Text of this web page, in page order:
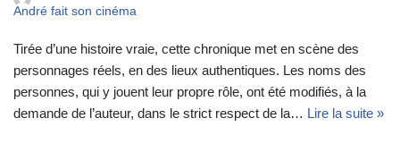
André fait son cinéma
Tirée d’une histoire vraie, cette chronique met en scène des
personnages réels, en des lieux authentiques. Les noms des
personnes, qui y jouent leur propre rôle, ont été modifiés, à la
demande de l’auteur, dans le strict respect de la… Lire la suite »